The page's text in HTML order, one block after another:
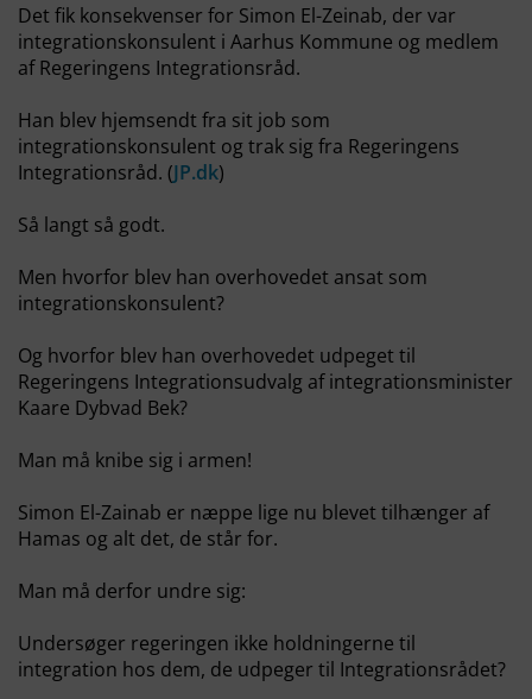
Det fik konsekvenser for Simon El-Zeinab, der var
integrationskonsulent i Aarhus Kommune og medlem
af Regeringens Integrationsråd.
Han blev hjemsendt fra sit job som
integrationskonsulent og trak sig fra Regeringens
Integrationsråd. (JP.dk)
Så langt så godt.
Men hvorfor blev han overhovedet ansat som
integrationskonsulent?
Og hvorfor blev han overhovedet udpeget til
Regeringens Integrationsudvalg af integrationsminister
Kaare Dybvad Bek?
Man må knibe sig i armen!
Simon El-Zainab er næppe lige nu blevet tilhænger af
Hamas og alt det, de står for.
Man må derfor undre sig:
Undersøger regeringen ikke holdningerne til
integration hos dem, de udpeger til Integrationsrådet?